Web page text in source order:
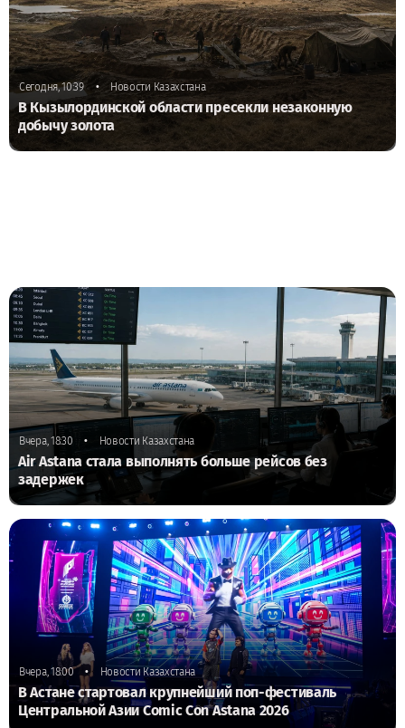
Сегодня, 10:39 • Новости Казахстана
В Кызылординской области пресекли незаконную
добычу золота
Вчера, 18:30 • Новости Казахстана
Air Astana стала выполнять больше рейсов без
задержек
Вчера, 18:00 • Новости Казахстана
В Астане стартовал крупнейший поп-фестиваль
Центральной Азии Comic Con Astana 2026